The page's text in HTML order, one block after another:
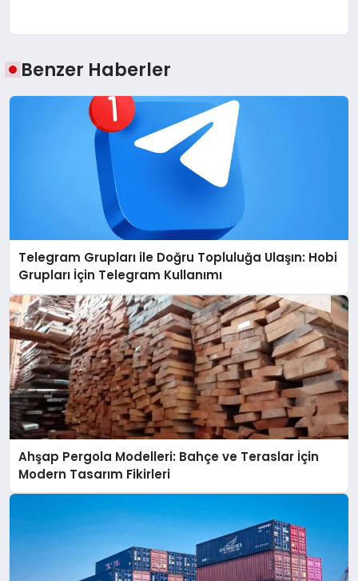
Benzer Haberler
Telegram Grupları ile Doğru Topluluğa Ulaşın: Hobi
Grupları İçin Telegram Kullanımı
Ahşap Pergola Modelleri: Bahçe ve Teraslar İçin
Modern Tasarım Fikirleri